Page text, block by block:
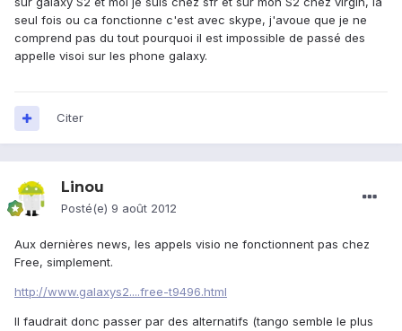
seul fois ou ca fonctionne c'est avec skype, j'avoue que je ne
comprend pas du tout pourquoi il est impossible de passé des
appelle visoi sur les phone galaxy.
Citer
Linou
Posté(e) 9 août 2012
Aux dernières news, les appels visio ne fonctionnent pas chez
Free, simplement.
http://www.galaxys2....free-t9496.html
Il faudrait donc passer par des alternatifs (tango semble le plus